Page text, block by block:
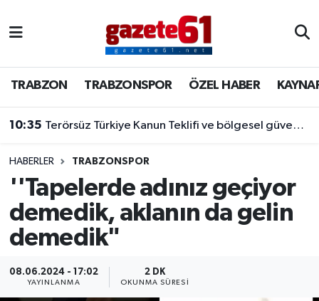
TRABZON TRABZONSPOR ÖZEL HABER
10:35 Terörsüz Türkiye Kanun Teklifi ve bölgesel güvenlik başlıkları masada
HABERLER TRABZONSPOR
''Tapelerde adınız geçiyor
demedik, aklanın da gelin
demedik"
08.06.2024 - 17:02
YAYINLANMA
2 DK
OKUNMA SÜRESI
TRABZONSPOR
ÖZEL HABER
KAYNAR KAZAN
SİYASET
GÜNDEM
Trabzon Nöbetçi Eczaneler
Trabzon Hava Durumu
Trabzon Namaz Vakitleri
Trabzon Trafik Yoğunluk Haritası
Süper Lig Puan Durumu ve Fikstür
Tüm Manşetler
Son Dakika Haberleri